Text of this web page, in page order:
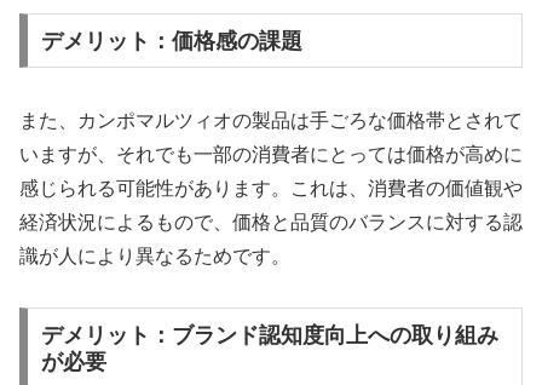
デメリット：価格感の課題
また、カンポマルツィオの製品は手ごろな価格帯とされて
いますが、それでも一部の消費者にとっては価格が高めに
感じられる可能性があります。これは、消費者の価値観や
経済状況によるもので、価格と品質のバランスに対する認
識が人により異なるためです。
デメリット：ブランド認知度向上への取り組み
が必要